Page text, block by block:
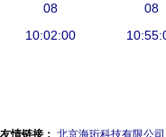
的智慧处理
之道
08
10:02:00
还是育
师？关
08
友情链接： 北京海珩科技有限公司